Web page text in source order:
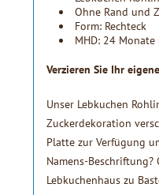
Ohne Rand und
Form: Rechteck
MHD: 24
Verzieren Sie Ihr
Unser Lebkuchen
Zuckerdekoration
Platte zur Verfügung
Namens-
Lebkuchenhaus zu